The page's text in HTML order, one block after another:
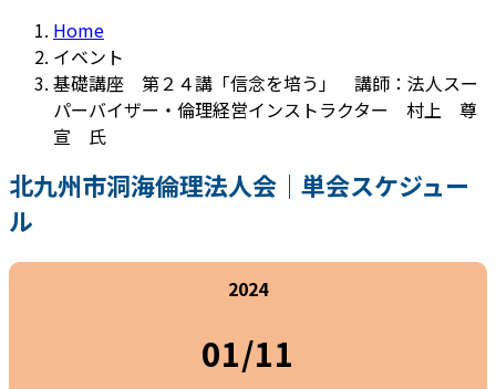
Home
イベント
基礎講座 第２４講「信念を培う」 講師：法人スー
パーバイザー・倫理経営インストラクター 村上 尊
宣 氏
北九州市洞海倫理法人会｜単会スケジュー
ル
2024
01/11